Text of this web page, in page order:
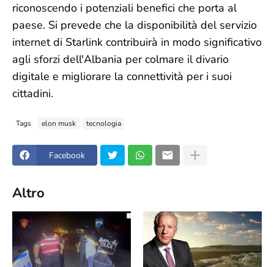
riconoscendo i potenziali benefici che porta al
paese. Si prevede che la disponibilità del servizio
internet di Starlink contribuirà in modo significativo
agli sforzi dell'Albania per colmare il divario
digitale e migliorare la connettività per i suoi
cittadini.
Tags elon musk tecnologia
Facebook
Altro